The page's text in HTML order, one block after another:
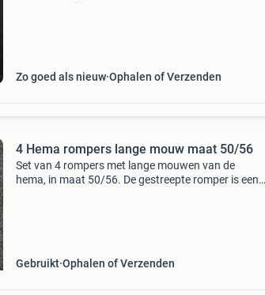
Zo goed als nieuw Ophalen of Verzenden
4 Hema rompers lange mouw maat 50/56
Set van 4 rompers met lange mouwen van de
hema, in maat 50/56. De gestreepte romper is een
Gebruikt Ophalen of Verzenden